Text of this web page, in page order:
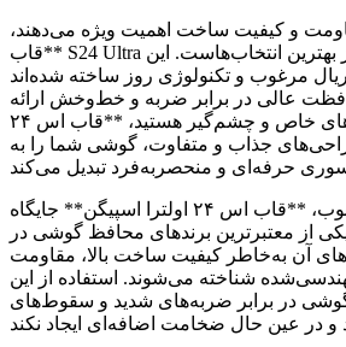
و کیفیت ساخت اهمیت ویژه می‌دهند،
**قاب S24 Ultra یانگ کیت** یکی از بهترین انتخاب‌هاست. این
مرغوب و تکنولوژی روز ساخته شده‌اند
عالی در برابر ضربه و خط‌وخش ارائه
دهند. اگر دنبال طرح‌های خاص و چشم‌گیر هستید، **قاب اس ۲۴
جذاب و متفاوت، گوشی شما را به
در میان گزینه‌های محبوب، **قاب اس ۲۴ اولترا اسپیگن** جایگاه
از معتبرترین برندهای محافظ گوشی در
آن به‌خاطر کیفیت ساخت بالا، مقاومت
شناخته می‌شوند. استفاده از این
در برابر ضربه‌های شدید و سقوط‌های